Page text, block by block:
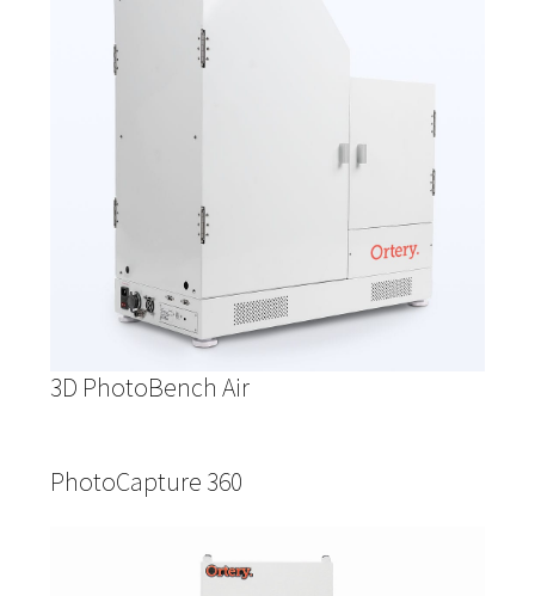
3D PhotoBench Air
PhotoCapture 360